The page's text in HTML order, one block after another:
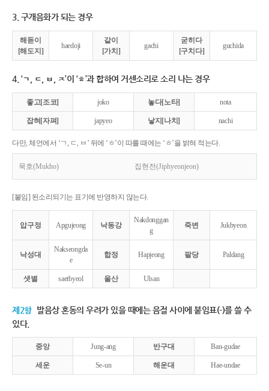
3. 구개음화가 되는 경우
해돋이
[해도지]
haedoji
같이
[가치]
gachi
굳히다
[구치다]
guchida
4. ‘ㄱ, ㄷ, ㅂ, ㅈ’이 ‘ㅎ’과 합하여 거센소리로 소리 나는 경우
좋고[조코] joko 놓다[노타] nota
잡혀[자펴] japyeo 낳지[나치] nachi
다만, 체언에서 ‘ㄱ, ㄷ, ㅂ’ 뒤에 ‘ㅎ’이 따를 때에는 ‘ㅎ’을 밝혀 적는다.
묵호(Mukho) 집현전(Jiphyeonjeon)
[붙임] 된소리되기는 표기에 반영하지 않는다.
압구정 Apgujeong 낙동강
Nakdonggan
g
죽변 Jukbyeon
낙성대
Nakseongda
e
합정 Hapjeong 팔당 Paldang
샛별 saetbyeol 울산 Ulsan
제2항 발음상 혼동의 우려가 있을 때에는 음절 사이에 붙임표(-)를 쓸 수
있다.
중앙 Jung-ang 반구대 Ban-gudae
세운 Se-un 해운대 Hae-undae